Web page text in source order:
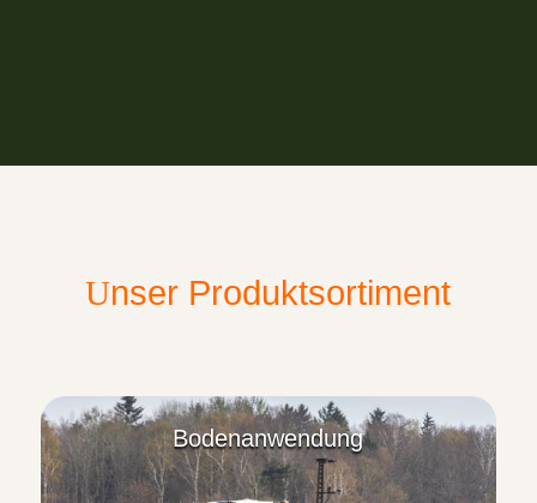
Unser Produktsortiment
Bodenanwendung